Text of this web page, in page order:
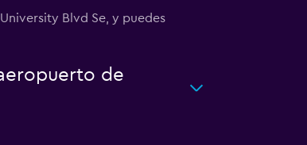
Blvd Se, y puedes
de